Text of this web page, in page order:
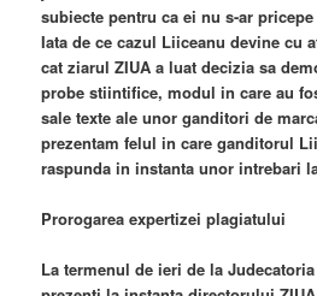
subiecte pentru ca ei nu s-ar
Iata de ce cazul Liiceanu devine cu
cat ziarul ZIUA a luat decizia sa
probe stiintifice, modul in care au
sale texte ale unor ganditori de
prezentam felul in care ganditorul
raspunda in instanta unor intrebari
Prorogarea expertizei plagiatului
La termenul de ieri de la